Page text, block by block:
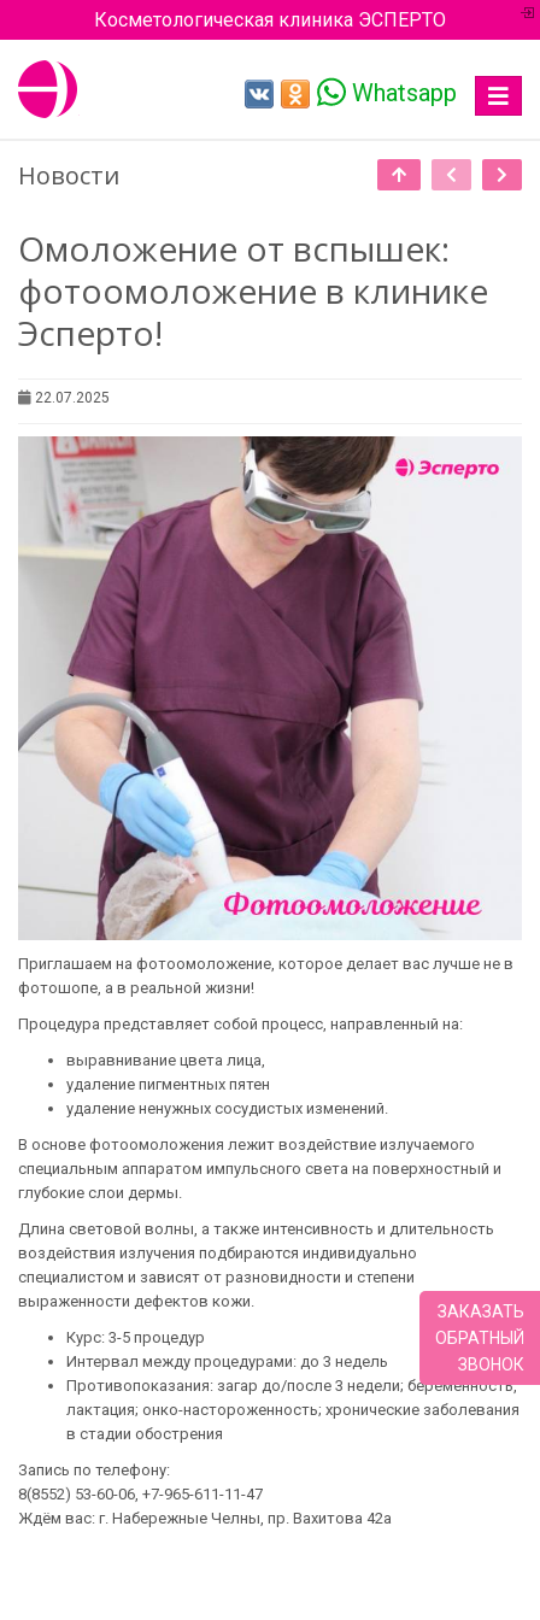
Косметологическая клиника ЭСПЕРТО
Toggle
Whatsapp
Новости
Омоложение от вспышек:
фотоомоложение в клинике
Эсперто!
22.07.2025
Приглашаем на фотоомоложение, которое делает вас лучше не в
фотошопе, а в реальной жизни!
Процедура представляет собой процесс, направленный на:
выравнивание цвета лица,
удаление пигментных пятен
удаление ненужных сосудистых изменений.
В основе фотоомоложения лежит воздействие излучаемого
специальным аппаратом импульсного света на поверхностный и
глубокие слои дермы.
Длина световой волны, а также интенсивность и длительность
воздействия излучения подбираются индивидуально
специалистом и зависят от разновидности и степени
выраженности дефектов кожи.
Курс: 3-5 процедур
Интервал между процедурами: до 3 недель
Противопоказания: загар до/после 3 недели; беременность,
лактация; онко-настороженность; хронические заболевания
в стадии обострения
Запись по телефону:
8(8552) 53-60-06, +7-965-611-11-47
Ждём вас: г. Набережные Челны, пр. Вахитова 42а
ЗАКАЗАТЬ
ОБРАТНЫЙ
ЗВОНОК